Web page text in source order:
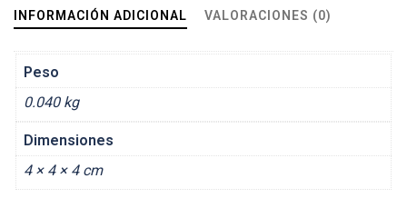
INFORMACIÓN ADICIONAL VALORACIONES (0)
Peso
0.040 kg
Dimensiones
4 × 4 × 4 cm